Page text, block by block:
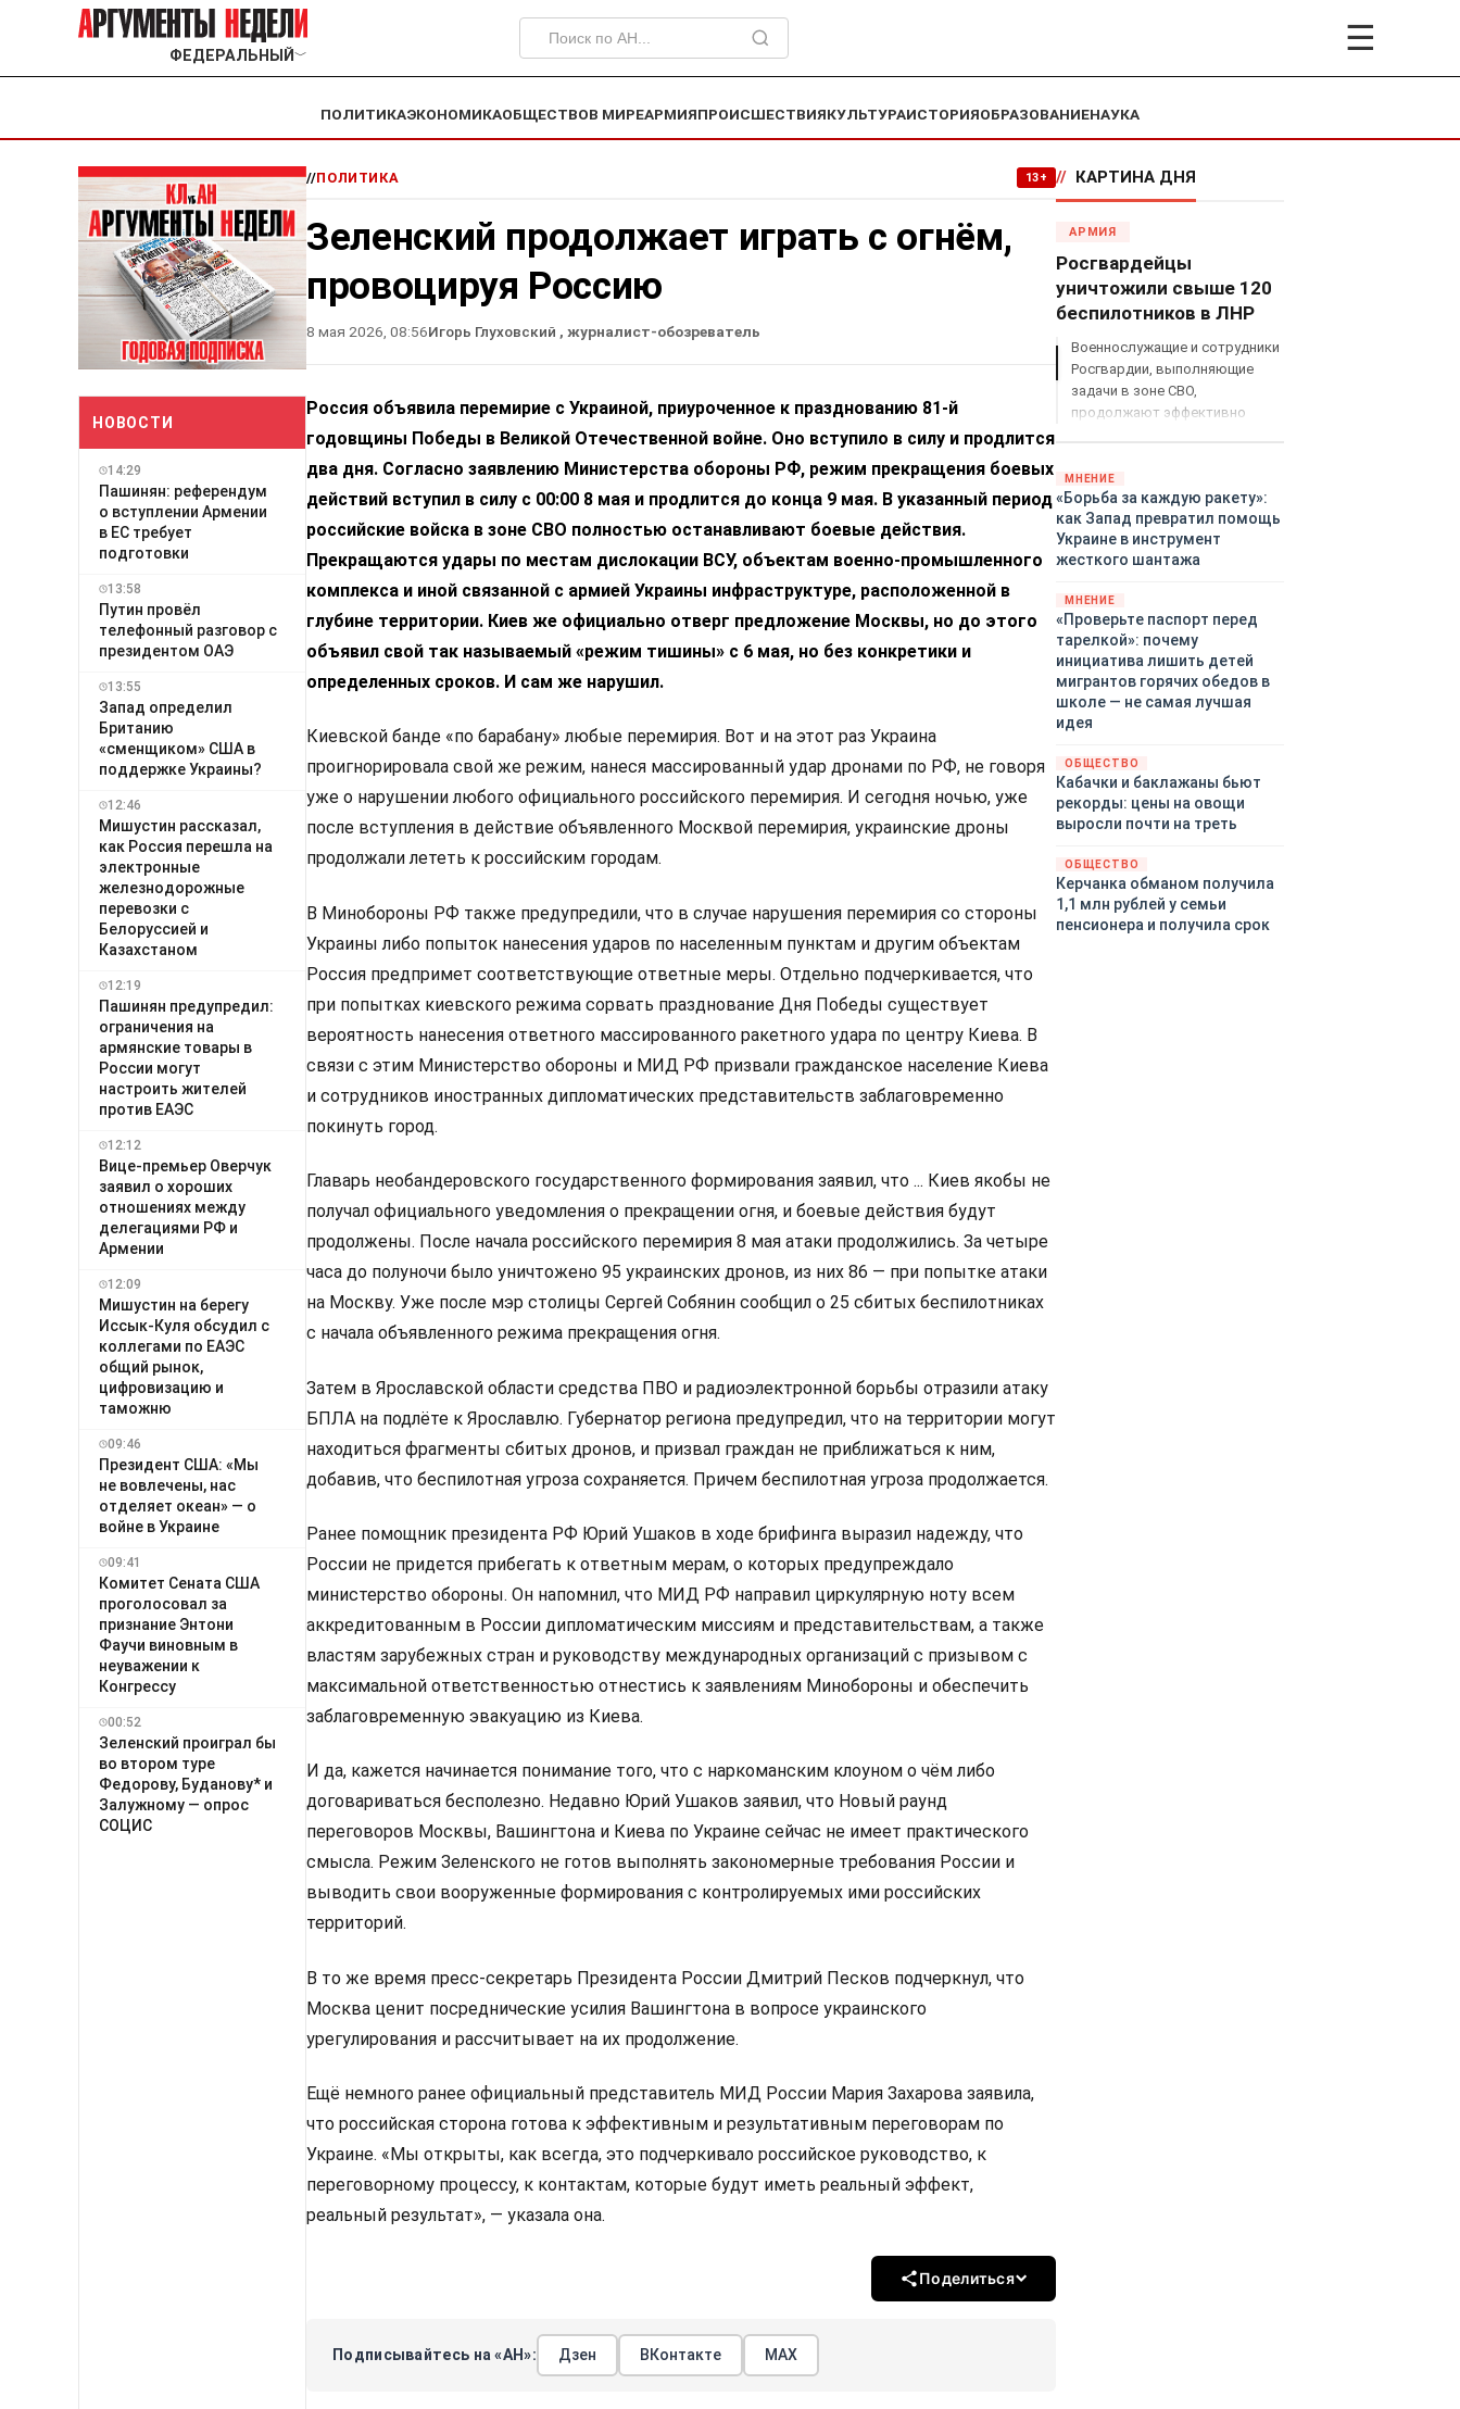
ФЕДЕРАЛЬНЫЙ ﹀ ☰
ПОЛИТИКАЭКОНОМИКАОБЩЕСТВОВ МИРЕАРМИЯПРОИСШЕСТВИЯКУЛЬТУРАИСТОРИЯОБРАЗОВАНИЕНАУКА
НОВОСТИ
14:29
Пашинян: референдум
о вступлении Армении
в ЕС требует
подготовки
13:58
Путин провёл
телефонный разговор с
президентом ОАЭ
13:55
Запад определил
Британию
«сменщиком» США в
поддержке Украины?
12:46
Мишустин рассказал,
как Россия перешла на
электронные
железнодорожные
перевозки с
Белоруссией и
Казахстаном
12:19
Пашинян предупредил:
ограничения на
армянские товары в
России могут
настроить жителей
против ЕАЭС
12:12
Вице-премьер Оверчук
заявил о хороших
отношениях между
делегациями РФ и
Армении
12:09
Мишустин на берегу
Иссык-Куля обсудил с
коллегами по ЕАЭС
общий рынок,
цифровизацию и
таможню
09:46
Президент США: «Мы
не вовлечены, нас
отделяет океан» — о
войне в Украине
09:41
Комитет Сената США
проголосовал за
признание Энтони
Фаучи виновным в
неуважении к
Конгрессу
00:52
Зеленский проиграл бы
во втором туре
Федорову, Буданову* и
Залужному — опрос
СОЦИС
//ПОЛИТИКА 13+
Зеленский продолжает играть с огнём,
провоцируя Россию
8 мая 2026, 08:56Игорь Глуховский , журналист-обозреватель
Россия объявила перемирие с Украиной, приуроченное к празднованию 81-й
годовщины Победы в Великой Отечественной войне. Оно вступило в силу и продлится
два дня. Согласно заявлению Министерства обороны РФ, режим прекращения боевых
действий вступил в силу с 00:00 8 мая и продлится до конца 9 мая. В указанный период
российские войска в зоне СВО полностью останавливают боевые действия.
Прекращаются удары по местам дислокации ВСУ, объектам военно-промышленного
комплекса и иной связанной с армией Украины инфраструктуре, расположенной в
глубине территории. Киев же официально отверг предложение Москвы, но до этого
объявил свой так называемый «режим тишины» с 6 мая, но без конкретики и
определенных сроков. И сам же нарушил.
Киевской банде «по барабану» любые перемирия. Вот и на этот раз Украина
проигнорировала свой же режим, нанеся массированный удар дронами по РФ, не говоря
уже о нарушении любого официального российского перемирия. И сегодня ночью, уже
после вступления в действие объявленного Москвой перемирия, украинские дроны
продолжали лететь к российским городам.
В Минобороны РФ также предупредили, что в случае нарушения перемирия со стороны
Украины либо попыток нанесения ударов по населенным пунктам и другим объектам
Россия предпримет соответствующие ответные меры. Отдельно подчеркивается, что
при попытках киевского режима сорвать празднование Дня Победы существует
вероятность нанесения ответного массированного ракетного удара по центру Киева. В
связи с этим Министерство обороны и МИД РФ призвали гражданское население Киева
и сотрудников иностранных дипломатических представительств заблаговременно
покинуть город.
Главарь необандеровского государственного формирования заявил, что ... Киев якобы не
получал официального уведомления о прекращении огня, и боевые действия будут
продолжены. После начала российского перемирия 8 мая атаки продолжились. За четыре
часа до полуночи было уничтожено 95 украинских дронов, из них 86 — при попытке атаки
на Москву. Уже после мэр столицы Сергей Собянин сообщил о 25 сбитых беспилотниках
с начала объявленного режима прекращения огня.
Затем в Ярославской области средства ПВО и радиоэлектронной борьбы отразили атаку
БПЛА на подлёте к Ярославлю. Губернатор региона предупредил, что на территории могут
находиться фрагменты сбитых дронов, и призвал граждан не приближаться к ним,
добавив, что беспилотная угроза сохраняется. Причем беспилотная угроза продолжается.
Ранее помощник президента РФ Юрий Ушаков в ходе брифинга выразил надежду, что
России не придется прибегать к ответным мерам, о которых предупреждало
министерство обороны. Он напомнил, что МИД РФ направил циркулярную ноту всем
аккредитованным в России дипломатическим миссиям и представительствам, а также
властям зарубежных стран и руководству международных организаций с призывом с
максимальной ответственностью отнестись к заявлениям Минобороны и обеспечить
заблаговременную эвакуацию из Киева.
И да, кажется начинается понимание того, что с наркоманским клоуном о чём либо
договариваться бесполезно. Недавно Юрий Ушаков заявил, что Новый раунд
переговоров Москвы, Вашингтона и Киева по Украине сейчас не имеет практического
смысла. Режим Зеленского не готов выполнять закономерные требования России и
выводить свои вооруженные формирования с контролируемых ими российских
территорий.
В то же время пресс-секретарь Президента России Дмитрий Песков подчеркнул, что
Москва ценит посреднические усилия Вашингтона в вопросе украинского
урегулирования и рассчитывает на их продолжение.
Ещё немного ранее официальный представитель МИД России Мария Захарова заявила,
что российская сторона готова к эффективным и результативным переговорам по
Украине. «Мы открыты, как всегда, это подчеркивало российское руководство, к
переговорному процессу, к контактам, которые будут иметь реальный эффект,
реальный результат», — указала она.
Поделиться
Подписывайтесь на «АН»: Дзен ВКонтакте МАХ
// КАРТИНА ДНЯ
АРМИЯ
Росгвардейцы
уничтожили свыше 120
беспилотников в ЛНР
Военнослужащие и сотрудники
Росгвардии, выполняющие
задачи в зоне СВО,
продолжают эффективно
МНЕНИЕ
«Борьба за каждую ракету»:
как Запад превратил помощь
Украине в инструмент
жесткого шантажа
МНЕНИЕ
«Проверьте паспорт перед
тарелкой»: почему
инициатива лишить детей
мигрантов горячих обедов в
школе — не самая лучшая
идея
ОБЩЕСТВО
Кабачки и баклажаны бьют
рекорды: цены на овощи
выросли почти на треть
ОБЩЕСТВО
Керчанка обманом получила
1,1 млн рублей у семьи
пенсионера и получила срок